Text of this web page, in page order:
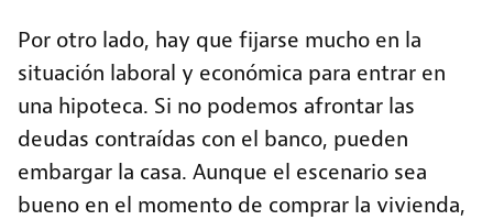
Por otro lado, hay que fijarse mucho en la
situación laboral y económica para entrar en
una hipoteca. Si no podemos afrontar las
deudas contraídas con el banco, pueden
embargar la casa. Aunque el escenario sea
bueno en el momento de comprar la vivienda,